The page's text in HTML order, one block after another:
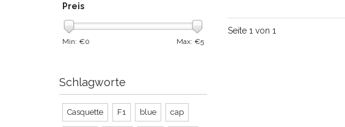
Seite 1 von 1
Preis
Min: €0 Max: €5
Schlagworte
Casquette F1 blue cap